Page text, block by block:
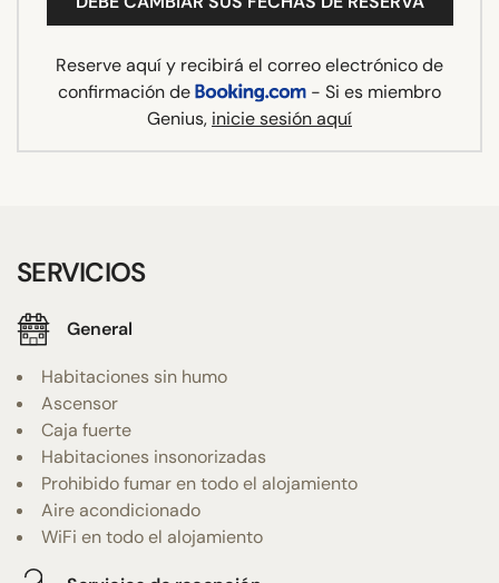
Reserve aquí y recibirá el correo electrónico de
confirmación de
- Si es miembro
Genius, inicie sesión aquí
SERVICIOS
General
Habitaciones sin humo
Ascensor
Caja fuerte
Habitaciones insonorizadas
Prohibido fumar en todo el alojamiento
Aire acondicionado
WiFi en todo el alojamiento